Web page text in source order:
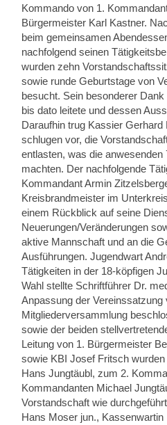
Kommando von 1.
Bürgermeister Karl Kastner.
beim gemeinsamen
nachfolgend seinen
wurden zehn
sowie runde Geburtstage von
besucht. Sein besonderer
bis dato leitete und dessen
Daraufhin trug Kassier
schlugen vor, die
entlasten, was die
machten. Der nachfolgende
Kommandant Armin
Kreisbrandmeister im
einem Rückblick auf seine
Neuerungen/Veränderungen
aktive Mannschaft und an die
Ausführungen. Jugendwart
Tätigkeiten in der 18-köpfigen
Wahl stellte Schriftführer Dr.
Anpassung der
Mitgliederversammlung
sowie der beiden
Leitung von 1. Bürgermeister
sowie KBI Josef Fritsch
Hans Jungtäubl, zum 2.
Kommandanten Michael
Vorstandschaft wie
Hans Moser jun.,